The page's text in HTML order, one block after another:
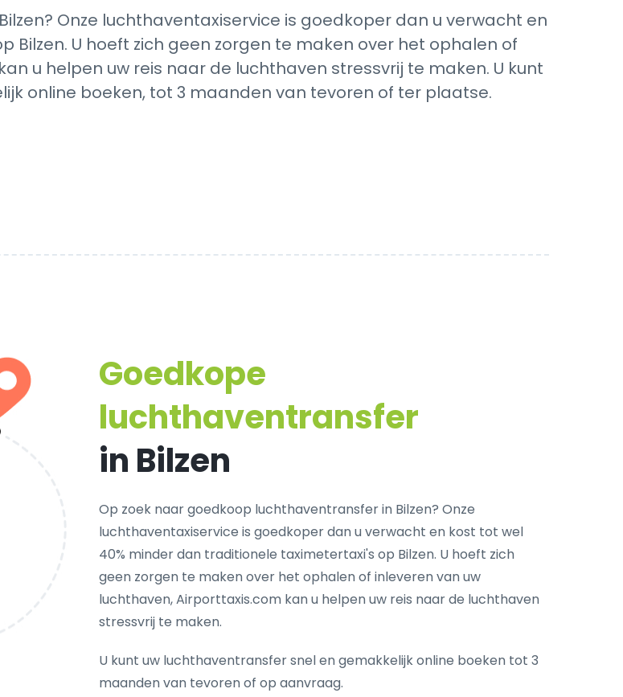
Onze luchthaventaxiservice is goedkoper dan u verwacht en
Bilzen. U hoeft zich geen zorgen te maken over het ophalen of
u helpen uw reis naar de luchthaven stressvrij te maken. U kunt
online boeken, tot 3 maanden van tevoren of ter plaatse.
Goedkope
luchthaventransfer
in Bilzen
Op zoek naar goedkoop luchthaventransfer in Bilzen? Onze
luchthaventaxiservice is goedkoper dan u verwacht en kost tot wel
40% minder dan traditionele taximetertaxi's op Bilzen. U hoeft zich
geen zorgen te maken over het ophalen of inleveren van uw
luchthaven, Airporttaxis.com kan u helpen uw reis naar de luchthaven
stressvrij te maken.
U kunt uw luchthaventransfer snel en gemakkelijk online boeken tot 3
maanden van tevoren of op aanvraag.